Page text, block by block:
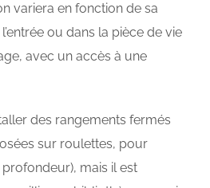
variera en fonction de sa
ou dans la pièce de vie
avec un accès à une
des rangements fermés
sur roulettes, pour
profondeur), mais il est